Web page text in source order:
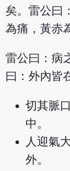
矣。雷公曰
為痛，黃赤
雷公曰：病
曰：外內皆
切其脈
中。
人迎氣
外。